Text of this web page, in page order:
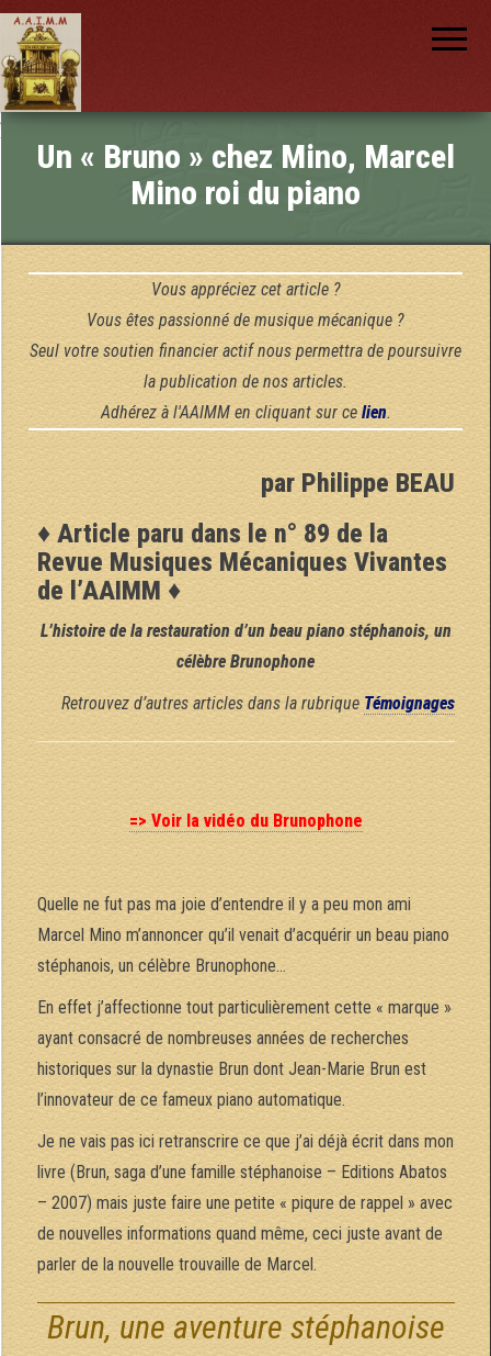
Musique
Un « Bruno » chez Mino, Marcel
Mino roi du piano
Vous appréciez cet article ?
Vous êtes passionné de musique mécanique ?
Seul votre soutien financier actif nous permettra de poursuivre
la publication de nos articles.
Adhérez à l'AAIMM en cliquant sur ce lien.
par Philippe BEAU
♦ Article paru dans le n° 89 de la
Revue Musiques Mécaniques Vivantes
de l’AAIMM ♦
L’histoire de la restauration d’un beau piano stéphanois, un
célèbre Brunophone
Retrouvez d’autres articles dans la rubrique Témoignages
=> Voir la vidéo du Brunophone
Quelle ne fut pas ma joie d’entendre il y a peu mon ami
Marcel Mino m’annoncer qu’il venait d’acquérir un beau piano
stéphanois, un célèbre Brunophone…
En effet j’affectionne tout particulièrement cette « marque »
ayant consacré de nombreuses années de recherches
historiques sur la dynastie Brun dont Jean-Marie Brun est
l’innovateur de ce fameux piano automatique.
Je ne vais pas ici retranscrire ce que j’ai déjà écrit dans mon
livre (Brun, saga d’une famille stéphanoise – Editions Abatos
– 2007) mais juste faire une petite « piqure de rappel » avec
de nouvelles informations quand même, ceci juste avant de
parler de la nouvelle trouvaille de Marcel.
Brun, une aventure stéphanoise